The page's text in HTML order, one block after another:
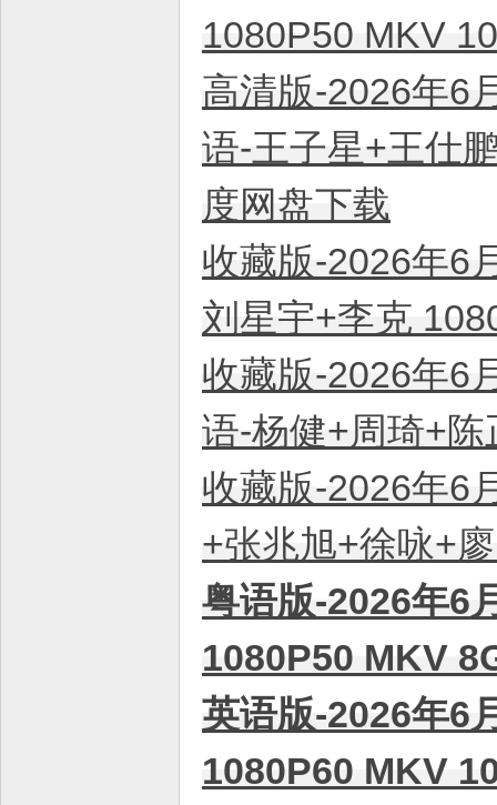
1080P50 MKV
高清版-2026年6
语-王子星+王仕
度网盘下载
收藏版-2026年6
刘星宇+李克
收藏版-2026年6
语-杨健+周琦+
收藏版-2026年6
+张兆旭+徐咏+
粤语版-2026年6
1080P50 MKV
英语版-2026年6
1080P60 MKV